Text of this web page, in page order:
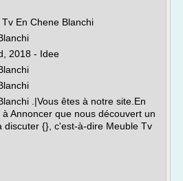
En Chene Blanchi
2018 - Idee
.|Vous êtes à notre site.En
Annoncer que nous découvert un
discuter {}, c'est-à-dire Meuble Tv